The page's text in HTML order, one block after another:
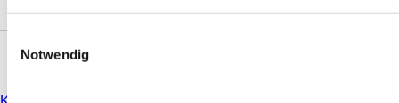
Einwilligungsauswahl
Notwendig
Unternehmen und Karriere